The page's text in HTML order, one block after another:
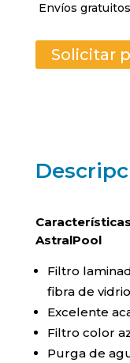
Envíos
Solicitar
AstralPool
Filtro
fibra de
Excelente
Filtro color
Purga de